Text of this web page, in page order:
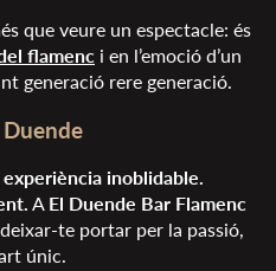
que veure un espectacle: és
flamenc i en l’emoció d’un
generació rere generació.
experiència inoblidable.
AEl Duende Bar Flamenc
te portar per la passió,
únic.